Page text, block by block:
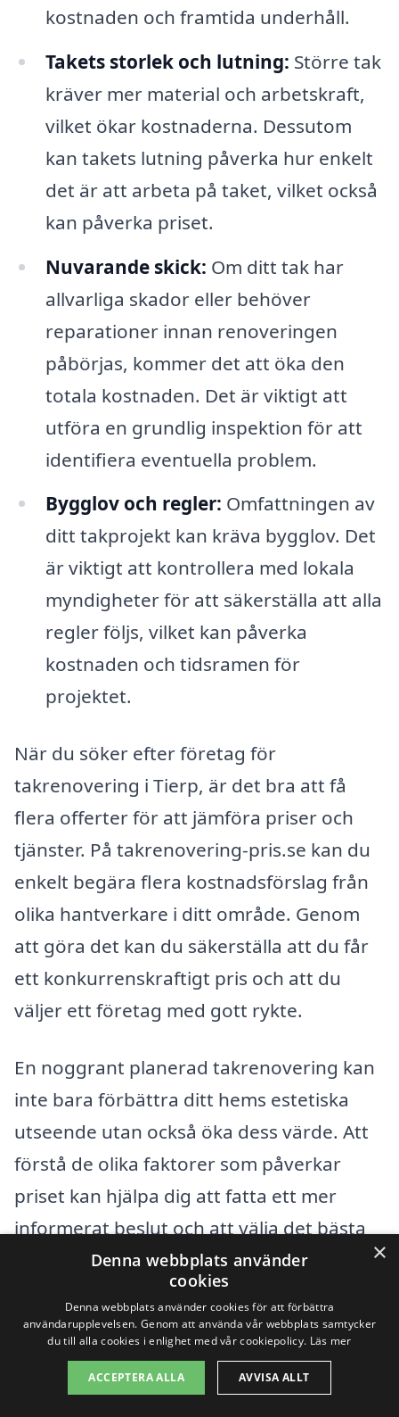
kostnaden och framtida underhåll.
Takets storlek och lutning: Större tak
kräver mer material och arbetskraft,
vilket ökar kostnaderna. Dessutom
kan takets lutning påverka hur enkelt
det är att arbeta på taket, vilket också
kan påverka priset.
Nuvarande skick: Om ditt tak har
allvarliga skador eller behöver
reparationer innan renoveringen
påbörjas, kommer det att öka den
totala kostnaden. Det är viktigt att
utföra en grundlig inspektion för att
identifiera eventuella problem.
Bygglov och regler: Omfattningen av
ditt takprojekt kan kräva bygglov. Det
är viktigt att kontrollera med lokala
myndigheter för att säkerställa att alla
regler följs, vilket kan påverka
kostnaden och tidsramen för
projektet.
När du söker efter företag för
takrenovering i Tierp, är det bra att få
flera offerter för att jämföra priser och
tjänster. På takrenovering-pris.se kan du
enkelt begära flera kostnadsförslag från
olika hantverkare i ditt område. Genom
att göra det kan du säkerställa att du får
ett konkurrenskraftigt pris och att du
väljer ett företag med gott rykte.
En noggrant planerad takrenovering kan
inte bara förbättra ditt hems estetiska
utseende utan också öka dess värde. Att
förstå de olika faktorer som påverkar
priset kan hjälpa dig att fatta ett mer
informerat beslut och att välja det bästa
alternativet för takrenovering i Tierp.
Få 3 erbjudanden, gratis och utan
förpliktelser
×
Denna webbplats använder
cookies
Denna webbplats använder cookies för att förbättra
användarupplevelsen. Genom att använda vår webbplats samtycker
du till alla cookies i enlighet med vår cookiepolicy. Läs mer
ACCEPTERA ALLA AVVISA ALLT